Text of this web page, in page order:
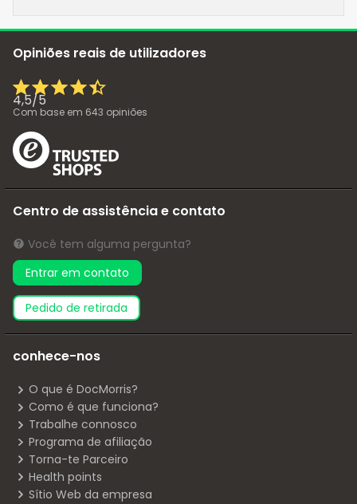
Opiniões reais de utilizadores
4,5/5
Com base em 643 opiniões
Centro de assistência e contato
Você tem alguma pergunta?
Entrar em contato
pedido de retirada
conhece-nos
O que é DocMorris?
Como é que funciona?
Trabalhe connosco
Programa de afiliação
Torna-te Parceiro
Health points
Sítio Web da empresa